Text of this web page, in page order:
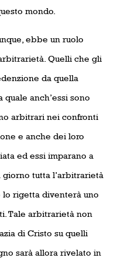
mondo.
ebbe un ruolo
Quelli che gli
da quella
anch’essi sono
arbitrari nei confronti
e anche dei loro
ed essi imparano a
giorno tutta l’arbitrarietà
rigetta diventerà uno
Tale arbitrarietà non
di Cristo su quelli
sarà allora rivelato in